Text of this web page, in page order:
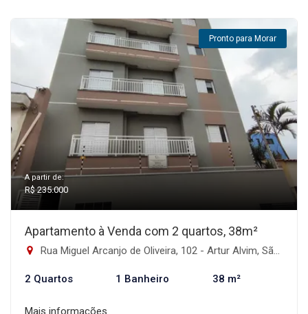
Pronto para Morar
A partir de:
R$ 235.000
Apartamento à Venda com 2 quartos, 38m²
Rua Miguel Arcanjo de Oliveira, 102 - Artur Alvim, São Paulo-SP
2 Quartos 1 Banheiro 38 m²
Mais informações